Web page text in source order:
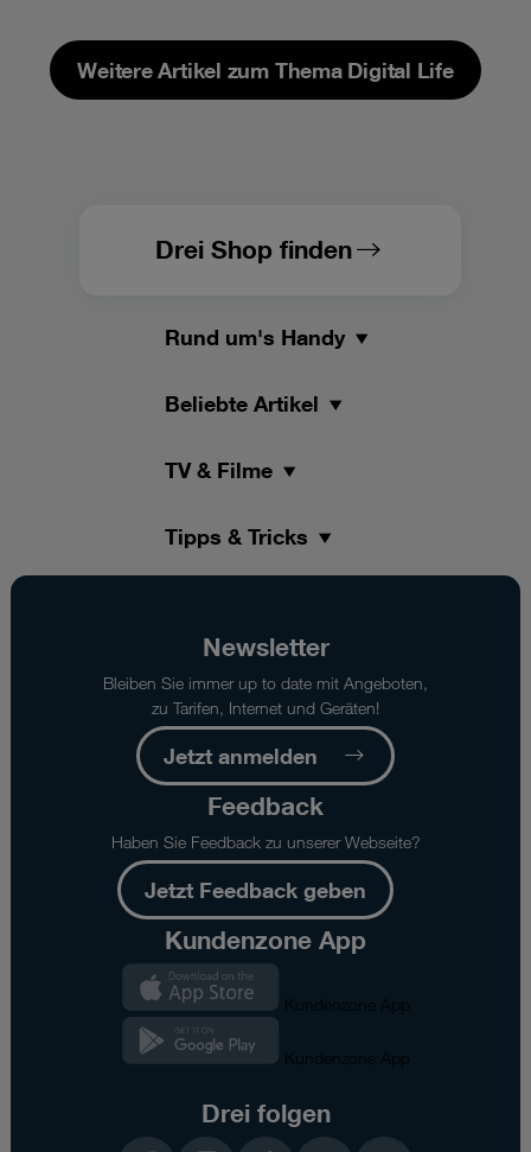
Weitere Artikel zum Thema Digital Life
Drei Shop finden
Rund um's Handy
Beliebte Artikel
TV & Filme
Tipps & Tricks
Newsletter
Bleiben Sie immer up to date mit Angeboten,
zu Tarifen, Internet und Geräten!
Jetzt anmelden
Feedback
Haben Sie Feedback zu unserer Webseite?
Jetzt Feedback geben
Kundenzone App
Kundenzone App
Kundenzone App
Drei folgen